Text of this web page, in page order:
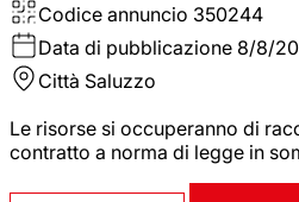
Codice annuncio 350244
Data di pubblicazione 8/8/
Città Saluzzo
Le risorse si occuperanno di
contratto a norma di legge in